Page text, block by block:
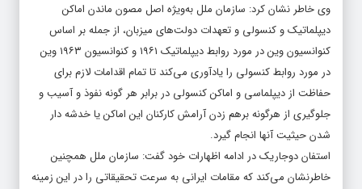
وی خاطر نشان کرد: سازمان ملل به‌ویژه اصل مصون ماندن اماکن
دیپلماتیک و کنسولی و تعهدات دولت‌های میزبان، از جمله بر اساس
کنوانسیون وین در مورد روابط دیپلماتیک ۱۹۶۱ و کنوانسیون ۱۹۶۳ وین
در مورد روابط کنسولی را یادآوری می‌کند تا تمام اقدامات لازم برای
حفاظت از دیپلماسی و اماکن کنسولی در برابر هر گونه نفوذ و آسیب و
جلوگیری از هرگونه برهم زدن آرامش کارکنان این اماکن یا خدشه دار
شدن حیثیت آنها انجام گیرد.
استفان دوجاریک در ادامه اظهارات خود گفت: سازمان ملل همچنین
خاطرنشان می‌کند که مقامات ایرانی به سرعت تحقیقاتی را در این زمینه